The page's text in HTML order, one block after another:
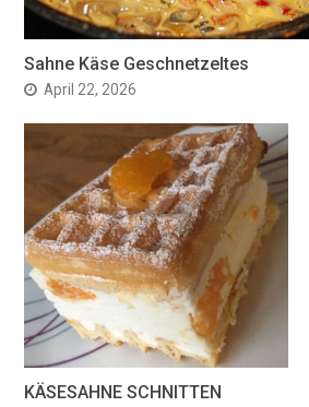
Sahne Käse Geschnetzeltes
April 22, 2026
KÄSESAHNE SCHNITTEN